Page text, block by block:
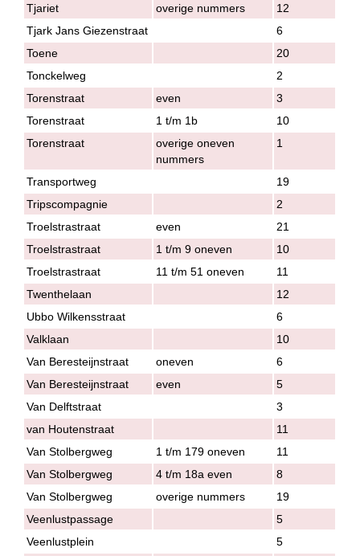
Tjariet
overige nummers
12
Tjark Jans Giezenstraat
6
Toene
20
Tonckelweg
2
Torenstraat
even
3
Torenstraat
1 t/m 1b
10
Torenstraat
overige oneven
nummers
1
Transportweg
19
Tripscompagnie
2
Troelstrastraat
even
21
Troelstrastraat
1 t/m 9 oneven
10
Troelstrastraat
11 t/m 51 oneven
11
Twenthelaan
12
Ubbo Wilkensstraat
6
Valklaan
10
Van Beresteijnstraat
oneven
6
Van Beresteijnstraat
even
5
Van Delftstraat
3
van Houtenstraat
11
Van Stolbergweg
1 t/m 179 oneven
11
Van Stolbergweg
4 t/m 18a even
8
Van Stolbergweg
overige nummers
19
Veenlustpassage
5
Veenlustplein
5